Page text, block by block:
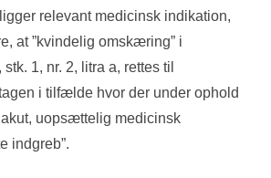
relevant medicinsk indikation,
at ”kvindelig omskæring” i
1, nr. 2, litra a, rettes til
i tilfælde hvor der under ophold
uopsættelig medicinsk
indgreb”.